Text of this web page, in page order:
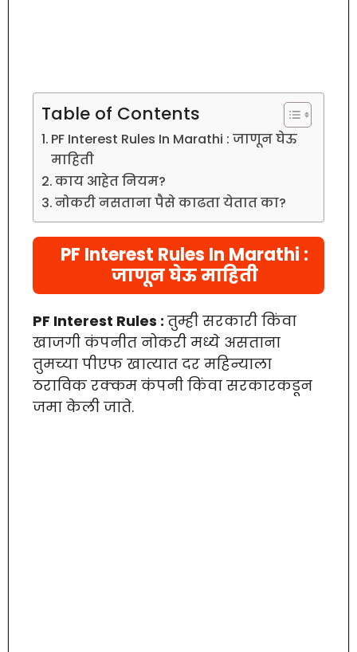
Table of Contents
PF Interest Rules In Marathi : जाणून घेऊ
माहिती
काय आहेत नियम?
नोकरी नसताना पैसे काढता येतात का?
PF Interest Rules In Marathi :
जाणून घेऊ माहिती
PF Interest Rules : तुम्ही सरकारी किंवा
खाजगी कंपनीत नोकरी मध्ये असताना
तुमच्या पीएफ खात्यात दर महिन्याला
ठराविक रक्कम कंपनी किंवा सरकारकडून
जमा केली जाते.